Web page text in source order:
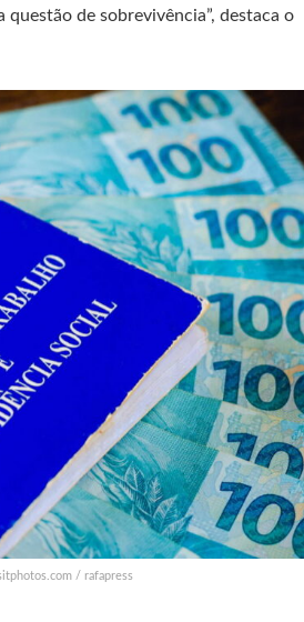
de sobrevivência”, destaca o
/ rafapress